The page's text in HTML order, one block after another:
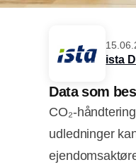
ista
Data som
udledninger